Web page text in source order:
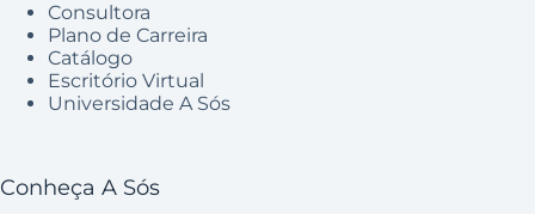
Consultora
Plano de Carreira
Catálogo
Escritório Virtual
Universidade A Sós
Conheça A Sós